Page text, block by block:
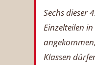
Sechs dieser
Einzelteilen
Klassen